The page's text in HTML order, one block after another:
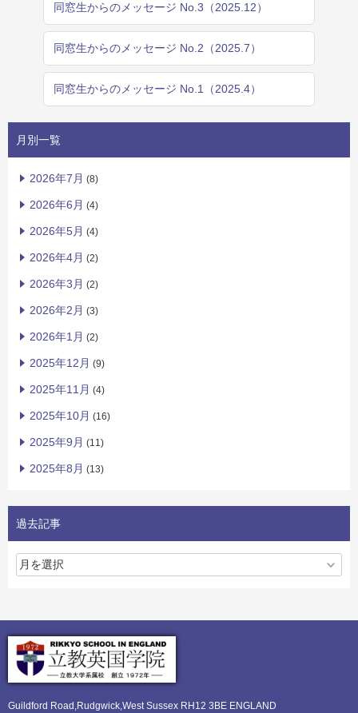
同窓生からのメッセージ No.3（2025.12）
同窓生からのメッセージ No.2（2025.7）
同窓生からのメッセージ No.1（2025.4）
月別一覧
2026年7月 (8)
2026年6月 (4)
2026年5月 (4)
2026年4月 (2)
2026年3月 (2)
2026年2月 (3)
2026年1月 (2)
2025年12月 (9)
2025年11月 (4)
2025年10月 (16)
2025年9月 (11)
2025年8月 (13)
過去記事
Guildford Road,Rudgwick,West Sussex RH12 3BE ENGLAND